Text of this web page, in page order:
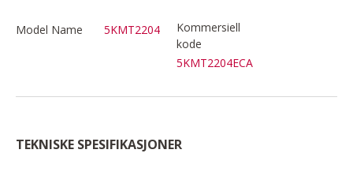
Model Name 5KMT2204
Kommersiell
kode
5KMT2204ECA
TEKNISKE SPESIFIKASJONER